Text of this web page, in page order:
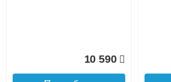
10 590